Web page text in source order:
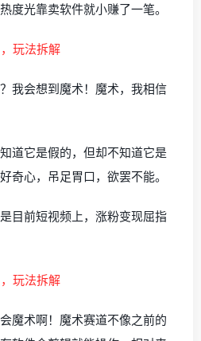
度光靠卖软件就小赚了一笔。
我会想到魔术！魔术，我相信
道它是假的，但却不知道它是
奇心，吊足胃口，欲罢不能。
目前短视频上，涨粉变现屈指
魔术啊！魔术赛道不像之前的